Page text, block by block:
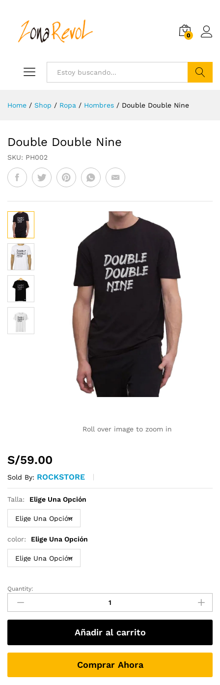
0
Home / Shop / Ropa / Hombres / Double Double Nine
Double Double Nine
SKU: PH002
Roll over image to zoom in
S/59.00
Sold By: ROCKSTORE
Talla: Elige Una Opción
color: Elige Una Opción
Double
Double
Nine
quantity
Quantity:
Añadir al carrito
Comprar Ahora